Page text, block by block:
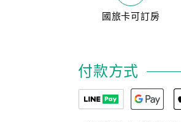
國旅卡可訂房
付款方式